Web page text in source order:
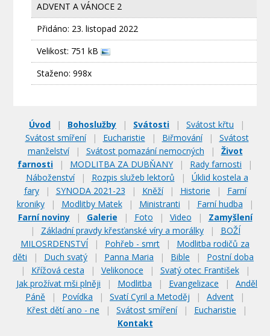
ADVENT A VÁNOCE 2
Přidáno: 23. listopad 2022
Velikost: 751 kB
Staženo: 998x
Úvod | Bohoslužby | Svátosti | Svátost křtu
|
Svátost smíření
| Eucharistie | Biřmování |
Svátost
manželství
| Svátost pomazání nemocných |
Život
farnosti
| MODLITBA ZA DUBŇANY | Rady farnosti
|
Náboženství
| Rozpis služeb lektorů |
Úklid kostela a
fary
| SYNODA 2021-23 | Kněží | Historie |
Farní
kroniky
| Modlitby Matek | Ministranti | Farní hudba
|
Farní noviny
| Galerie | Foto | Video |
Zamyšlení
|
Základní pravdy křesťanské víry a morálky |
BOŽÍ
MILOSRDENSTVÍ
| Pohřeb - smrt |
Modlitba rodičů za
děti
| Duch svatý | Panna Maria | Bible |
Postní doba
|
Křížová cesta | Velikonoce | Svatý otec František
|
Jak prožívat mši plněji
| Modlitba | Evangelizace |
Anděl
Páně
| Povídka | Svatí Cyril a Metoděj | Advent
|
Křest dětí ano - ne
| Svátost smíření | Eucharistie
|
Kontakt